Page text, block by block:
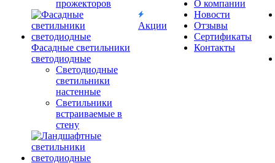
прожекторов
Фасадные светильники
светодиодные
Светодиодные
светильники
настенные
Светильники
встраиваемые в
стену
Акции
О компании
Новости
Отзывы
Сертификаты
Контакты